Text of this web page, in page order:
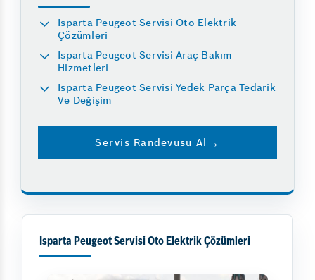
Isparta Peugeot Servisi Oto Elektrik
Çözümleri
Isparta Peugeot Servisi Araç Bakım
Hizmetleri
Isparta Peugeot Servisi Yedek Parça Tedarik
Ve Değişim
Servis Randevusu Al
Isparta Peugeot Servisi Oto Elektrik Çözümleri